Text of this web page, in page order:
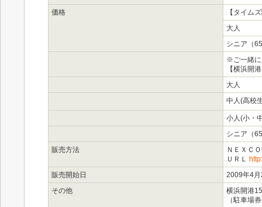
価格
【タイム
大人
シニア（
※ご一緒に
【横浜開
大人
中人(高校
小人(小・
シニア（
販売方法
ＮＥＸＣ
ＵＲＬ
販売開始日
2009年4
その他
横浜開港
（駐車場